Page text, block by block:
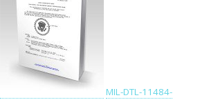
MIL-DTL-11484-